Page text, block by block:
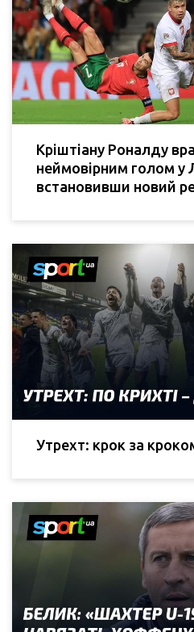
Кріштіану Роналду
неймовірним голом у
встановивши новий
Утрехт: крок за